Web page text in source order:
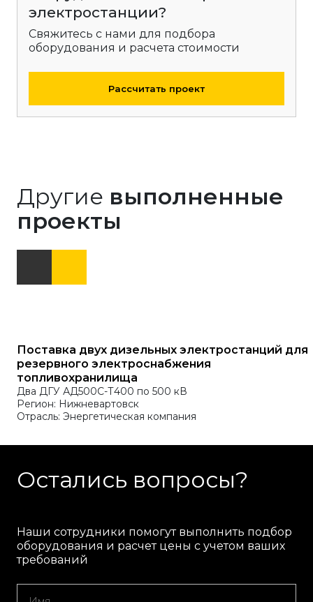
электростанции?
Свяжитесь с нами для подбора
оборудования и расчета стоимости
Рассчитать проект
Другие выполненные
проекты
Поставка двух дизельных электростанций для
резервного электроснабжения
топливохранилища
Два ДГУ АД500С-Т400 по 500 кВ
Регион: Нижневартовск
Отрасль: Энергетическая компания
Остались вопросы?
Наши сотрудники помогут выполнить подбор
оборудования и расчет цены с учетом ваших
требований